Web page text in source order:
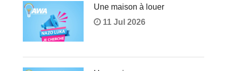
Une maison à louer
11 Jul 2026